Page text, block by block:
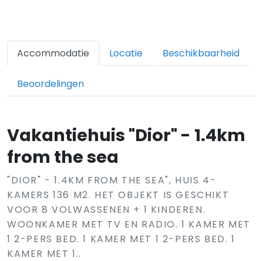
Accommodatie Locatie Beschikbaarheid
Beoordelingen
Vakantiehuis "Dior" - 1.4km
from the sea
"DIOR" - 1.4KM FROM THE SEA", HUIS 4-
KAMERS 136 M2. HET OBJEKT IS GESCHIKT
VOOR 8 VOLWASSENEN + 1 KINDEREN.
WOONKAMER MET TV EN RADIO. 1 KAMER MET
1 2-PERS BED. 1 KAMER MET 1 2-PERS BED. 1
KAMER MET 1..